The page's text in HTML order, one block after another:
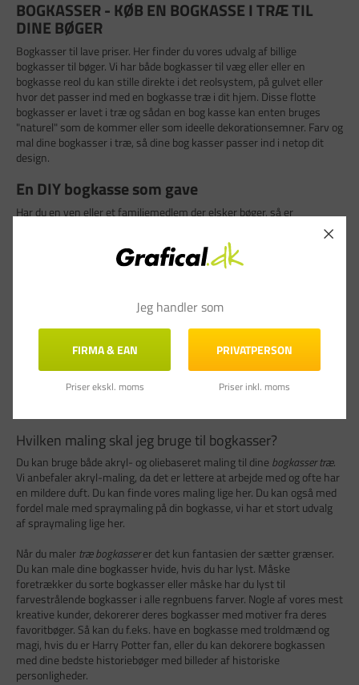
BOGKASSER - KØB EN BOGKASSE I TRÆ TIL
DINE BØGER
Bogkasser til lave priser. Her finder du vores udvalg af billige
bogkasser til bøger. Vi har både bogkasser til væg eller eller en
bogkasse reol du kan stille direkte i det reolsystem, på gulvet eller
hvor det passer ind med en bogkasse træ i dit hjem. Disse flotte
bogkasser er lavet i træ og sådan en bog kasse kan enten bruges
"naturel" som de kommer eller som ideelle dekorationsemner. Farv og
mal dine bogkasser i træ, så dine bog kasser passer ind i netop dit
design.
En DIY bogkasse som gave
Har du en ven eller et familiemedlem der elsker bøger, så er
bogkasser hvide den ideelle gave. Du kan male bogkasser til væg og
give dem et personligt præg. Er modtageren af bogkasser til væg selv
kreativ, kan du evt. forære ham/hende en bogkasse træ med
Vi har flere kunder, der køber bogkasser træ, som deres børn derefter
dekorerer. Det er perfekte gaver til en bogglad bedsteforælder eller
ideelt som bogkasse børn til børneværelset og bøger med
godnathistorier. Det er f.eks. en god måde at arbejde med de historier
er dekoreret med motiver af f.eks. hovedpersonerne eller lignende.
Lad dit barns fantasi komme på arbejde og dekorer bogkasser til
Hvilken maling skal jeg bruge til bogkasser?
Du kan bruge både akryl- og oliebaseret maling til dine bogkasser træ.
Vi anbefaler akryl-maling, da det er lettere at arbejde med og ofte har
en mildere duft. Du kan finde vores maling lige her. Du kan også med
fordel male med spraymaling på din bogkasse, vi har et stort udvalg
af spraymaling lige her.
Når du maler træ bogkasserer det kun fantasien der sætter grænser.
Du kan male dine bogkasser hvide, hvis du har lyst. Måske
foretrækker du sorte bogkasser eller måske har du lyst til
farvestrålende bogkasser i alle regnbuens farver. Nogle af vores mest
kreative kunder, dekorerer deres bogkasser med motiver fra deres
favoritbøger. Så kan du f.eks. have en bogkasse med troldmænd og
magi, hvis du er Harry Potter fan, eller du kan dekorere bogkassen
med dine bedste historiebøger med billeder af historiske
personligheder.
Jeg handler som
FIRMA & EAN
Priser ekskl. moms
PRIVATPERSON
Priser inkl. moms